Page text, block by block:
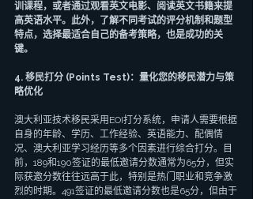
训课程，或者通过观看英文电影、阅读英文书籍来提
高英语水平。此外，了解不同考试的评分机制和题型
特点，选择最适合自己的备考策略，也是成功的关
键。
4. 移民打分 (Points Test)：量化您的移民潜力与策
略优化
澳大利亚技术移民采用EOI打分系统，申请人需要根据
自身的年龄、学历、工作经验、英语能力、配偶情
况、澳大利亚学习经历等多个因素进行综合打分。目
前，189和190签证的最低邀请分数通常为65分，但实
际获邀分数往往远高于此，特别是热门职业和竞争激
烈的时期。491签证的最低邀请分数也是65分，但由于